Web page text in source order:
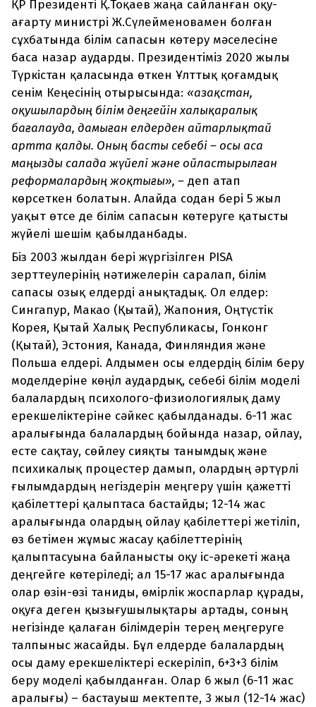
ҚР Президенті Қ.Тоқаев жаңа сайланған оқу-
ағарту министрі Ж.Сүлейменовамен болған
сұхбатында білім сапасын көтеру мәселесіне
баса назар аударды. Президентіміз 2020 жылы
Түркістан қаласында өткен Ұлттық қоғамдық
сенім Кеңесінің отырысында: «Қазақстан,
оқушылардың білім деңгейін халықаралық
бағалауда, дамыған елдерден айтарлықтай
артта қалды. Оның басты себебі – осы аса
маңызды салада жүйелі және ойластырылған
реформалардың жоқтығы», – деп атап
көрсеткен болатын. Алайда содан бері 5 жыл
уақыт өтсе де білім сапасын көтеруге қатысты
жүйелі шешім қабылданбады.
Біз 2003 жылдан бері жүргізілген PISA
зерттеулерінің нәтижелерін саралап, білім
сапасы озық елдерді анықтадық. Ол елдер:
Сингапур, Макао (Қытай), Жапония, Оңтүстік
Корея, Қытай Халық Республикасы, Гонконг
(Қытай), Эстония, Канада, Финляндия және
Польша елдері. Алдымен осы елдердің білім беру
моделдеріне көңіл аудардық, себебі білім моделі
балалардың психолого-физиологиялық даму
ерекшеліктеріне сәйкес қабылданады. 6-11 жас
аралығында балалардың бойында назар, ойлау,
есте сақтау, сөйлеу сияқты танымдық және
психикалық процестер дамып, олардың әртүрлі
ғылымдардың негіздерін меңгеру үшін қажетті
қабілеттері қалыптаса бастайды; 12-14 жас
аралығында олардың ойлау қабілеттері жетіліп,
өз бетімен жұмыс жасау қабілеттерінің
қалыптасуына байланысты оқу іс-әрекеті жаңа
деңгейге көтеріледі; ал 15-17 жас аралығында
олар өзін-өзі таниды, өмірлік жоспарлар құрады,
оқуға деген қызығушылықтары артады, соның
негізінде қалаған білімдерін терең меңгеруге
талпыныс жасайды. Бұл елдерде балалардың
осы даму ерекшеліктері ескеріліп, 6+3+3 білім
беру моделі қабылданған. Олар 6 жыл (6-11 жас
аралығы) – бастауыш мектепте, 3 жыл (12-14 жас)